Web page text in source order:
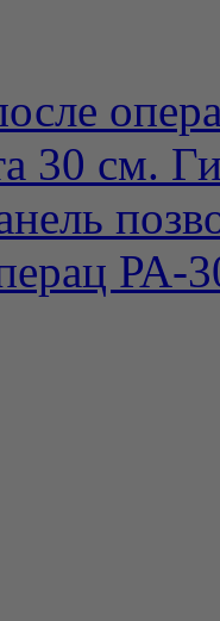
30 см.
РА-